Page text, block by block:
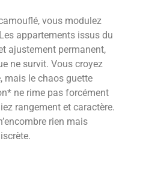
vous modulez
appartements issus du
ajustement permanent,
ne survit. Vous croyez
mais le chaos guette
ne rime pas forcément
rangement et caractère.
rien mais